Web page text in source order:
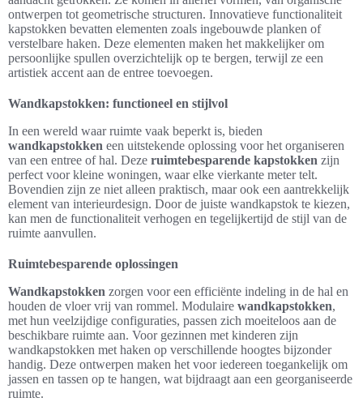
ontwerpen tot geometrische structuren. Innovatieve functionaliteit
kapstokken bevatten elementen zoals ingebouwde planken of
verstelbare haken. Deze elementen maken het makkelijker om
persoonlijke spullen overzichtelijk op te bergen, terwijl ze een
artistiek accent aan de entree toevoegen.
Wandkapstokken: functioneel en stijlvol
In een wereld waar ruimte vaak beperkt is, bieden
wandkapstokken een uitstekende oplossing voor het organiseren
van een entree of hal. Deze ruimtebesparende kapstokken zijn
perfect voor kleine woningen, waar elke vierkante meter telt.
Bovendien zijn ze niet alleen praktisch, maar ook een aantrekkelijk
element van interieurdesign. Door de juiste wandkapstok te kiezen,
kan men de functionaliteit verhogen en tegelijkertijd de stijl van de
ruimte aanvullen.
Ruimtebesparende oplossingen
Wandkapstokken zorgen voor een efficiënte indeling in de hal en
houden de vloer vrij van rommel. Modulaire wandkapstokken,
met hun veelzijdige configuraties, passen zich moeiteloos aan de
beschikbare ruimte aan. Voor gezinnen met kinderen zijn
wandkapstokken met haken op verschillende hoogtes bijzonder
handig. Deze ontwerpen maken het voor iedereen toegankelijk om
jassen en tassen op te hangen, wat bijdraagt aan een georganiseerde
ruimte.